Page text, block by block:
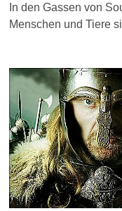
In den Gassen von
Menschen und Tiere